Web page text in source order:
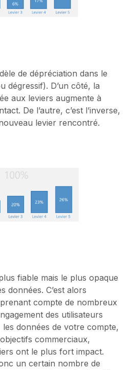
de dépréciation dans le
dégressif). D’un côté, la
aux leviers augmente à
De l’autre, c’est l’inverse,
levier rencontré.
fiable mais le plus opaque
données. C’est alors
compte de nombreux
des utilisateurs
données de votre compte,
commerciaux,
ont le plus fort impact.
un certain nombre de